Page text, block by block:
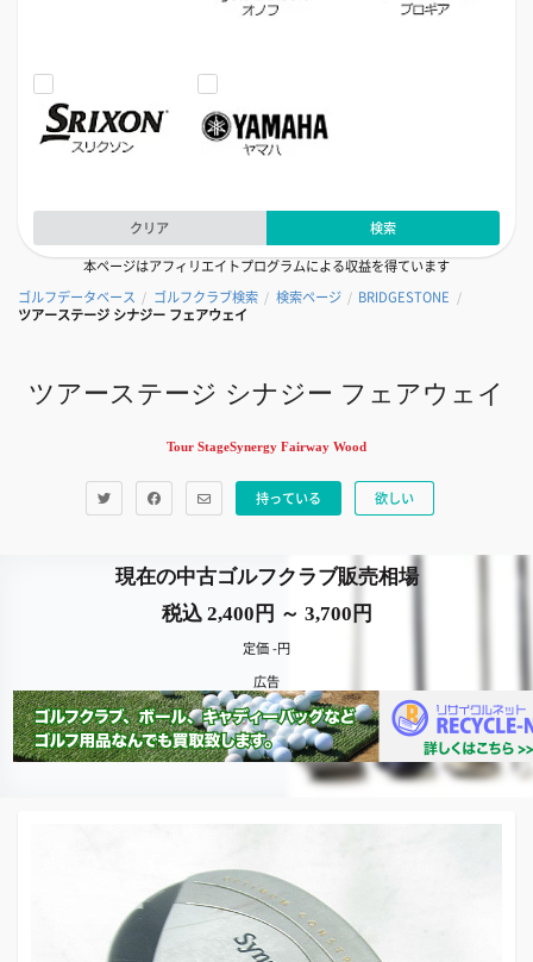
クリア
検索
本ページはアフィリエイトプログラムによる収益を得ています
ゴルフデータベース / ゴルフクラブ検索 / 検索ページ / BRIDGESTONE /
ツアーステージ シナジー フェアウェイ
ツアーステージ シナジー フェアウェイ
Tour StageSynergy Fairway Wood
持っている 欲しい
現在の中古ゴルフクラブ販売相場
税込 2,400円 ～ 3,700円
定価 -円
広告